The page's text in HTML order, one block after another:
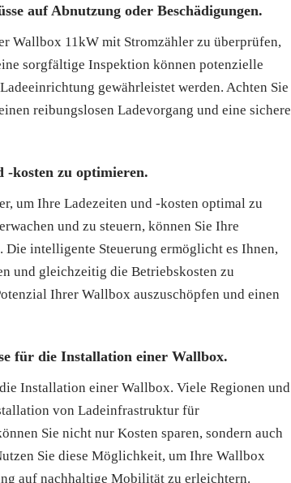
auf Abnutzung oder Beschädigungen.
Wallbox 11kW mit Stromzähler zu überprüfen,
sorgfältige Inspektion können potenzielle
gewährleistet werden. Achten Sie
reibungslosen Ladevorgang und eine sichere
-kosten zu optimieren.
um Ihre Ladezeiten und -kosten optimal zu
und zu steuern, können Sie Ihre
intelligente Steuerung ermöglicht es Ihnen,
und gleichzeitig die Betriebskosten zu
Ihrer Wallbox auszuschöpfen und einen
für die Installation einer Wallbox.
Installation einer Wallbox. Viele Regionen und
von Ladeinfrastruktur für
Sie nicht nur Kosten sparen, sondern auch
Sie diese Möglichkeit, um Ihre Wallbox
auf nachhaltige Mobilität zu erleichtern.